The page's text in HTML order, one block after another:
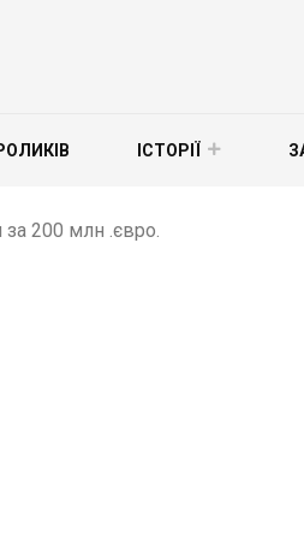
ІСТОРІЇ
за 200 млн .євро.